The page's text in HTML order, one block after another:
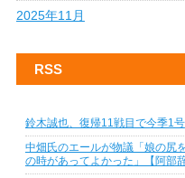
2025年11月
RSS
鈴木誠也、復帰11戦目で今季1号
中畑氏のエールが物議「娘の尻
の時があってよかった」【阿部辞